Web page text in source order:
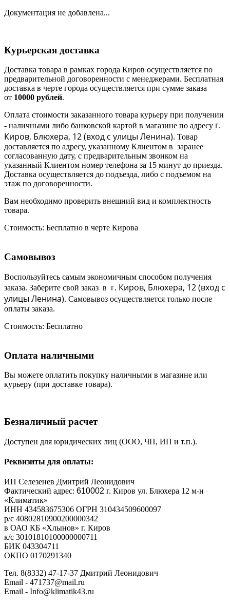
Документация не добавлена...
Курьерская доставка
Доставка товара в рамках города Киров осуществляется по
предварительной договоренности с менеджерами. Бесплатная
доставка в черте города осуществляется при сумме заказа
от 10000 рублей.
Оплата стоимости заказанного товара курьеру при получении
- наличными либо банковской картой в магазине по адресу г.
Киров, Блюхера, 12 (вход с улицы Ленина). Товар
доставляется по адресу, указанному Клиентом в заранее
согласованную дату, с предварительным звонком на
указанный Клиентом номер телефона за 15 минут до приезда.
Доставка осуществляется до подъезда, либо с подъемом на
этаж по договоренности.
Вам необходимо проверить внешний вид и комплектность
товара.
Стоимость: Бесплатно в черте Кирова
Самовывоз
Воспользуйтесь самым экономичным способом получения
заказа. Заберите свой заказ в г. Киров, Блюхера, 12 (вход с
улицы Ленина). Самовывоз осуществляется только после
оплаты заказа.
Стоимость: Бесплатно
Оплата наличными
Вы можете оплатить покупку наличными в магазине или
курьеру (при доставке товара).
Безналичный расчет
Доступен для юридических лиц (ООО, ЧП, ИП и т.п.).
Реквизиты для оплаты:
ИП Селезенев Дмитрий Леонидович
Фактический адрес: 610002 г. Киров ул. Блюхера 12 м-н
«Климатик»
ИНН 434583675306 ОГРН 310434509600097
р/с 40802810900200000342
в ОАО КБ «Хлынов» г. Киров
к/с 30101810100000000711
БИК 043304711
ОКПО 0170291340
Тел. 8(8332) 47-17-37 Дмитрий Леонидович
Email - 471737@mail.ru
Email - Info@klimatik43.ru